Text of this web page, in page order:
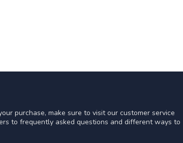
purchase, make sure to visit our customer service
to frequently asked questions and different ways to